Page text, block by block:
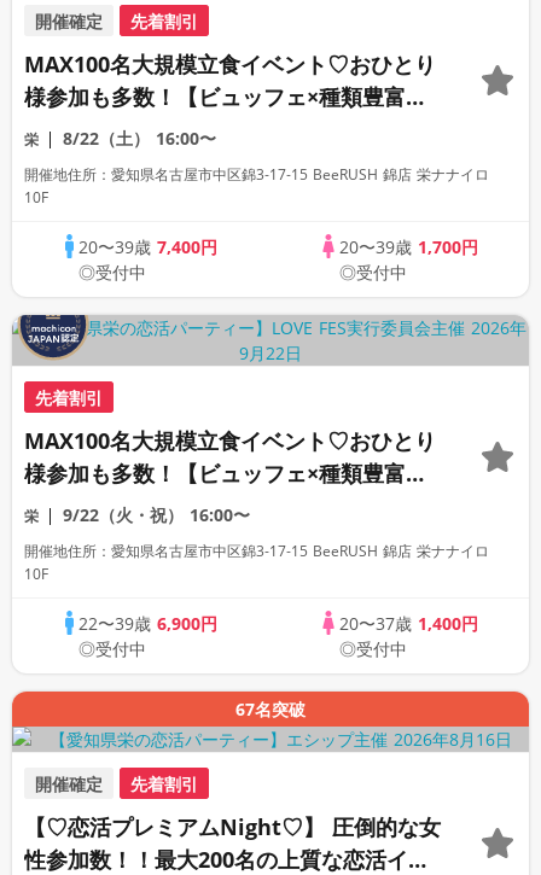
開催確定 先着割引
MAX100名大規模立食イベント♡おひとり
様参加も多数！【ビュッフェ×種類豊富な
フリードリンク♪】【大人の広々ダイニン
グバー貸切】～LOVE FES NAGOYA～
栄 8/22（土） 16:00〜
開催地住所：愛知県名古屋市中区錦3‑17‑15 BeeRUSH 錦店 栄ナナイロ
10F
20〜39歳7,400円
◎受付中
20〜39歳 1,700円
◎受付中
先着割引
MAX100名大規模立食イベント♡おひとり
様参加も多数！【ビュッフェ×種類豊富な
フリードリンク♪】【大人の広々ダイニン
グバー貸切】～LOVE FES NAGOYA～
栄 9/22（火・祝） 16:00〜
開催地住所：愛知県名古屋市中区錦3‑17‑15 BeeRUSH 錦店 栄ナナイロ
10F
22〜39歳6,900円
◎受付中
20〜37歳 1,400円
◎受付中
67名突破
開催確定 先着割引
【♡恋活プレミアムNight♡】 圧倒的な女
性参加数！！最大200名の上質な恋活イベ